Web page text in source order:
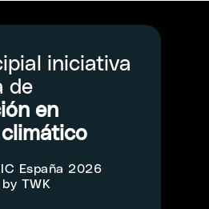
iniciativa
de
en
España 2026
by TWK